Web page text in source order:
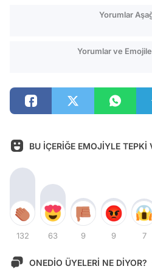
Yorumlar
Yorumlar ve
BU İÇERİĞE EMOJİYLE TEPKİ
132 63 9 9 7
ONEDİO ÜYELERİ NE DİYOR?